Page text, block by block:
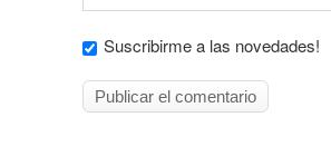
Suscribirme a las novedades!